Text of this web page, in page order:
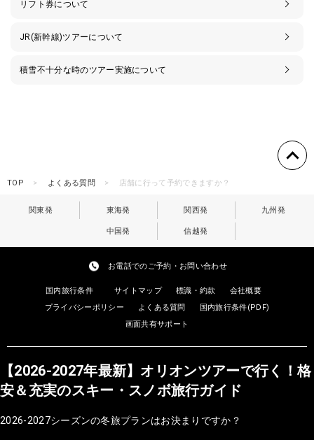
リフト券について
JR(新幹線)ツアーについて
積雪不十分な時のツアー実施について
TOP よくある質問 店舗に行って予約できますか？
関東発 東海発 関西発 九州発
中国発 信越発
お電話でのご予約・お問い合わせ
国内旅行条件 サイトマップ 標識・約款
会社概要
プライバシーポリシー
よくある質問
国内旅行条件(PDF)
画面共有サポート
【2026-2027年最新】オリオンツアーで行く！格
安＆充実のスキー・スノボ旅行ガイド
2026-2027シーズンの冬旅プランはお決まりですか？